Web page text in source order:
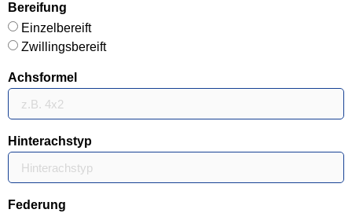
Bereifung
Einzelbereift
Zwillingsbereift
Achsformel
Hinterachstyp
Federung